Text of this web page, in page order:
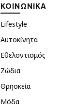
ΚΟΙΝΩΝΙΚΑ
Lifestyle
Αυτοκίνητα
Εθελοντισμός
Ζώδια
Θρησκεία
Μόδα